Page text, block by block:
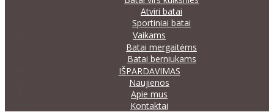
Atviri batai
Sportiniai batai
Vaikams
Batai mergaitėms
Batai berniukams
IŠPARDAVIMAS
Naujienos
Apie mus
Kontaktai